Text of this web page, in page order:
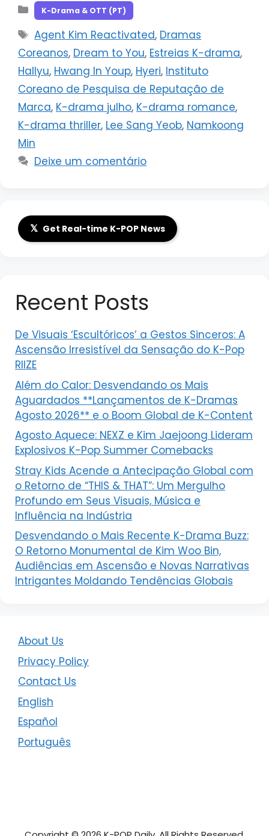
Categorias
K-Drama & OTT (PT)
Tags
Agent Kim Reactivated, Dramas
Coreanos, Dream to You, Estreias K-drama,
Hallyu, Hwang In Youp, Hyeri, Instituto
Coreano de Pesquisa de Reputação de
Marca, K-drama julho, K-drama romance,
K-drama thriller, Lee Sang Yeob, Namkoong
Min
Deixe um comentário
𝕏 Get Real-time K-POP News
Recent Posts
De Visuais ‘Escultóricos’ a Gestos Sinceros: A
Ascensão Irresistível da Sensação do K-Pop
RIIZE
Além do Calor: Desvendando os Mais
Aguardados **Lançamentos de K-Dramas
Agosto 2026** e o Boom Global de K-Content
Agosto Aquece: NEXZ e Kim Jaejoong Lideram
Explosivos K-Pop Summer Comebacks
Stray Kids Acende a Antecipação Global com
o Retorno de “THIS & THAT”: Um Mergulho
Profundo em Seus Visuais, Música e
Influência na Indústria
Desvendando o Mais Recente K-Drama Buzz:
O Retorno Monumental de Kim Woo Bin,
Audiências em Ascensão e Novas Narrativas
Intrigantes Moldando Tendências Globais
About Us
Privacy Policy
Contact Us
English
Español
Português